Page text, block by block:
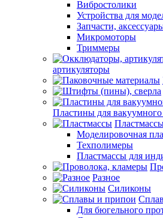
Вибростолики
Устройства для
Запчасти,
Микромоторы
Триммеры
артикуляторы
Пластины для
Моделировочная
Техполимеры
Пластмассы для
Разное
Силиконы
Для бюгельного